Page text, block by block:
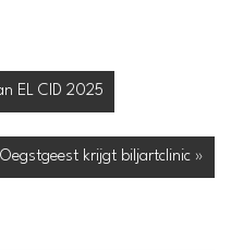
EL CID 2025
krijgt biljartclinic »